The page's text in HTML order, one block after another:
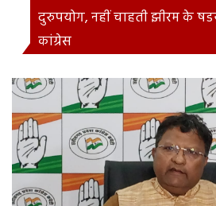
दुरुपयोग, नहीं चाहती झीरम के
कांग्रेस